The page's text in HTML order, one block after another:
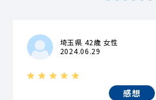
埼玉県 42歳 女性
2024.06.29
感想